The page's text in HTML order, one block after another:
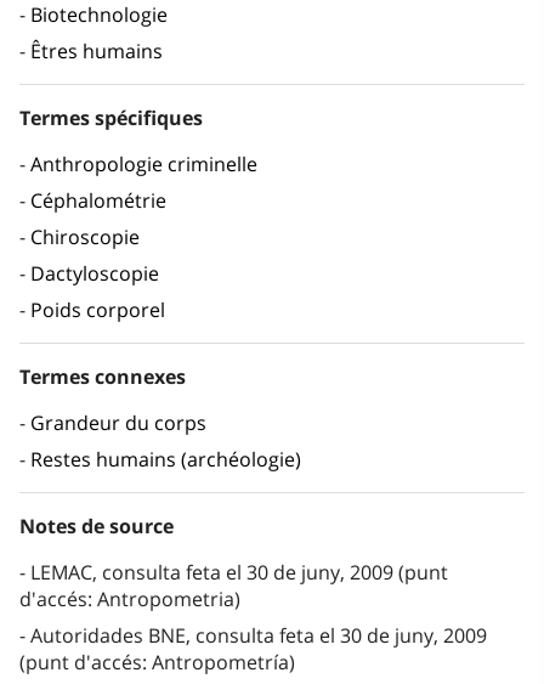
Biotechnologie
Êtres humains
Termes spécifiques
Anthropologie criminelle
Céphalométrie
Chiroscopie
Dactyloscopie
Poids corporel
Termes connexes
Grandeur du corps
Restes humains (archéologie)
Notes de source
LEMAC, consulta feta el 30 de juny, 2009 (punt
d'accés: Antropometria)
Autoridades BNE, consulta feta el 30 de juny, 2009
(punt d'accés: Antropometría)